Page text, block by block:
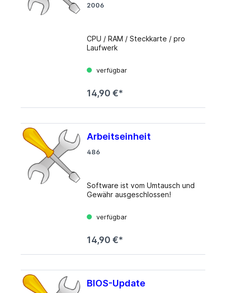
2006
CPU / RAM / Steckkarte / pro
Laufwerk
verfügbar
14,90 €*
Arbeitseinheit
486
Software ist vom Umtausch und
Gewähr ausgeschlossen!
verfügbar
14,90 €*
BIOS-Update